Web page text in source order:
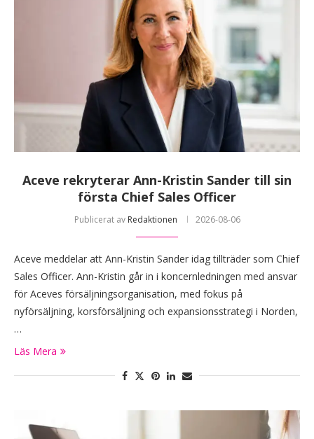
Aceve rekryterar Ann-Kristin Sander till sin
första Chief Sales Officer
Publicerat av Redaktionen 2026-08-06
Aceve meddelar att Ann-Kristin Sander idag tillträder som Chief
Sales Officer. Ann-Kristin går in i koncernledningen med ansvar
för Aceves försäljningsorganisation, med fokus på
nyförsäljning, korsförsäljning och expansionsstrategi i Norden,
…
Läs Mera